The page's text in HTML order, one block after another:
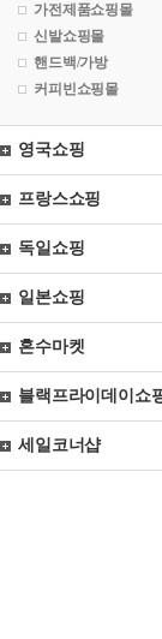
가전제품쇼핑몰
신발쇼핑몰
핸드백/가방
커피빈쇼핑몰
영국쇼핑
프랑스쇼핑
독일쇼핑
일본쇼핑
혼수마켓
블랙프라이데이쇼
세일코너샵